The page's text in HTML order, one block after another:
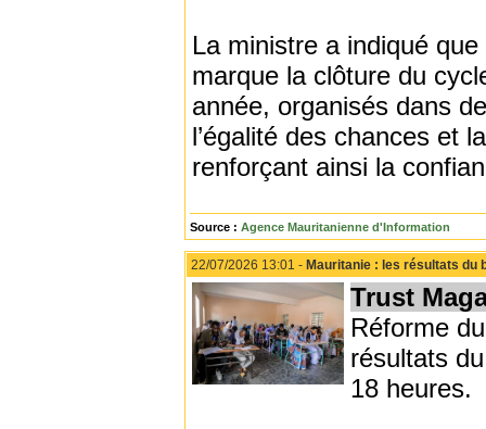
La ministre a indiqué
marque la clôture du
année, organisés dans
l’égalité des chances et
renforçant ainsi la
Source : Agence Mauritanienne d'Information
22/07/2026 13:01 - Mauritanie : les résultats du
Trust
Réforme
résultats
18 heures.